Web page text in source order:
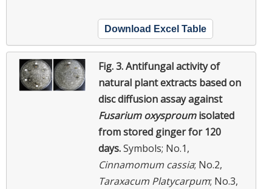
Download Excel Table
Fig. 3.Antifungal activity of
natural plant extracts based on
disc diffusion assay against
Fusarium oxysproumisolated
from stored ginger for 120
days.Symbols; No.1,
Cinnamomum cassia; No.2,
Taraxacum Platycarpum; No.3,